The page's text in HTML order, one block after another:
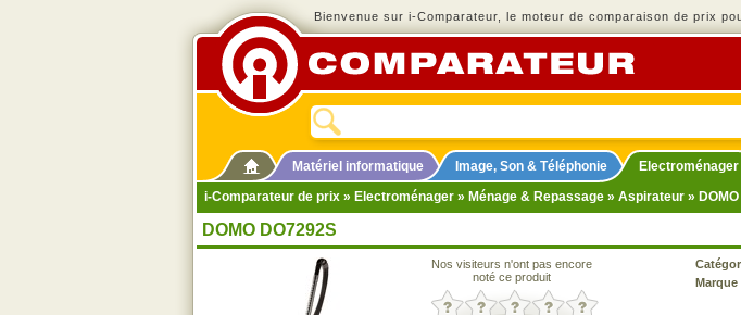
Bienvenue sur i-Comparateur, le moteur de comparaison de prix
Matériel informatique Image, Son & Téléphonie
Electroménager
i-Comparateur de prix » Electroménager » Ménage & Repassage » Aspirateur »
DOMO DO7292S
Nos visiteurs n'ont pas encore
noté ce produit
Marque